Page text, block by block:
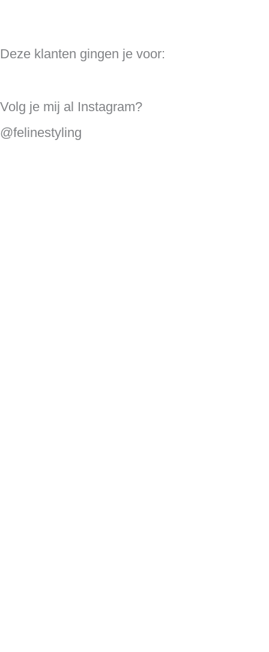
Deze klanten gingen je voor:
Volg je mij al Instagram?
@felinestyling